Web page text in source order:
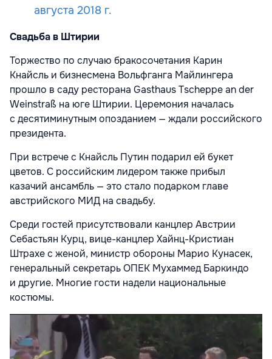
августа 2018 г.
Свадьба в Штирии
Торжество по случаю бракосочетания Карин
Кнайсль и бизнесмена Вольфганга Майлингера
прошло в саду ресторана Gasthaus Tscheppe an der
Weinstraß на юге Штирии. Церемония началась
с десятиминутным опозданием — ждали российского
президента.
При встрече с Кнайсль Путин подарил ей букет
цветов. С российским лидером также прибыл
казачий ансамбль — это стало подарком главе
австрийского МИД на свадьбу.
Среди гостей присутствовали канцлер Австрии
Себастьян Курц, вице-канцлер Хайнц-Кристиан
Штрахе с женой, министр обороны Марио Кунасек,
генеральный секретарь ОПЕК Мухаммед Баркиндо
и другие. Многие гости надели национальные
костюмы.